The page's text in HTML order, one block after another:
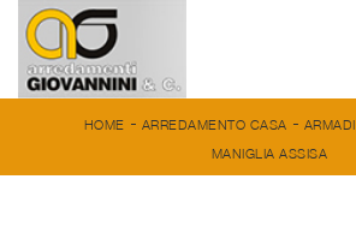
HOME - ARREDAMENTO CASA - ARMADI
MANIGLIA ASSISA